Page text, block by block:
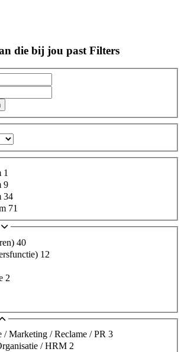
die bij jou past Filters
1
9
34
71
40
12
2
/ Marketing / Reclame / PR 3
/ HRM 2